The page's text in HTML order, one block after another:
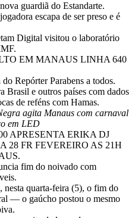
guardiã do Estandarte.
escapa de ser preso e é
Digital visitou o laboratório
EM MANAUS LINHA 640
Repórter Parabens a todos.
Brasil e outros países com dados
de reféns com Hamas.
agita Manaus com carnaval
em LED
APRESENTA ERIKA DJ
28 FR FEVEREIRO AS 21H
fim do noivado com
nesta quarta-feira (5), o fim do
— o gaúcho postou o mesmo